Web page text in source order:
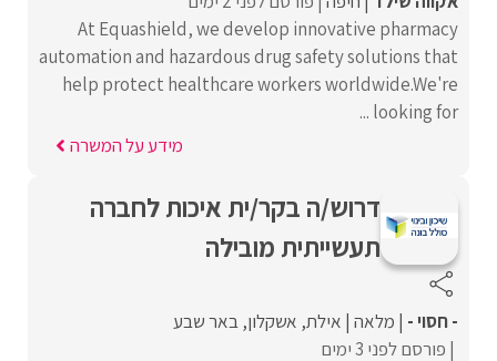
At Equashield, we develop innovative pharmacy
automation and hazardous drug safety solutions that
help protect healthcare workers worldwide.We're
looking for ...
מידע על המשרה
דרוש/ה בקר/ית איכות לחברה
תעשייתית מובילה
- חסוי - מלאה אילת אשקלון באר שבע
פורסם לפני 3 ימים